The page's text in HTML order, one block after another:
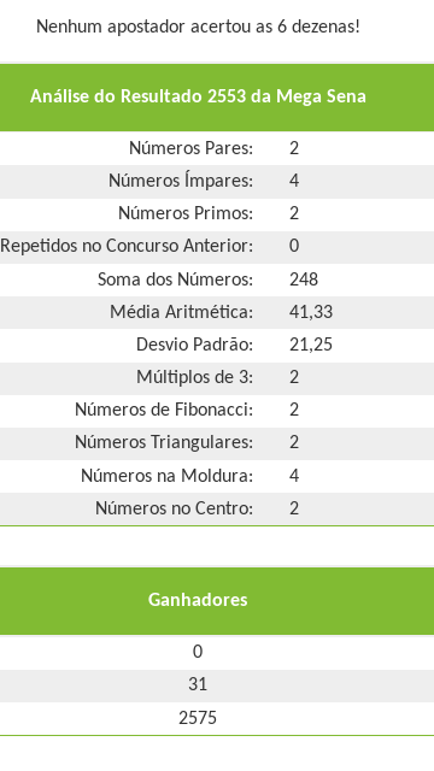
Nenhum apostador acertou as 6 dezenas!
Análise do Resultado 2553 da Mega Sena
Números Pares:
2
Números Ímpares:
4
Números Primos:
2
Repetidos no Concurso Anterior:
0
Soma dos Números:
248
Média Aritmética:
41,33
Desvio Padrão:
21,25
Múltiplos de 3:
2
Números de Fibonacci:
2
Números Triangulares:
2
Números na Moldura:
4
Números no Centro:
2
Ganhadores
0
31
2575